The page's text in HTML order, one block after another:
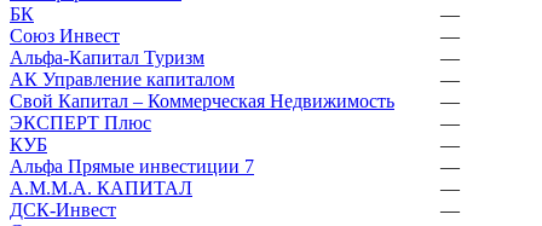
БК
—
Союз Инвест
—
Альфа-Капитал Туризм
—
АК Управление капиталом
—
Свой Капитал – Коммерческая Недвижимость
—
ЭКСПЕРТ Плюс
—
КУБ
—
Альфа Прямые инвестиции 7
—
А.М.М.А. КАПИТАЛ
—
ДСК-Инвест
—